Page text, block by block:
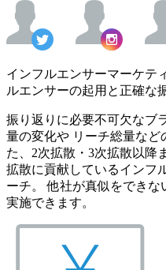
インフルエンサーマーケテ
ルエンサーの起用と正確な
振り返りに必要不可欠なブ
量の変化や リーチ総量など
た、2次拡散・3次拡散以降
拡散に貢献しているインフ
ーチ。 他社が真似をできな
実施できます。